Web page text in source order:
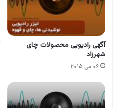
آگهی رادیویی محصولات چای
شهرزاد
۰۶ می ۲۰۱۵